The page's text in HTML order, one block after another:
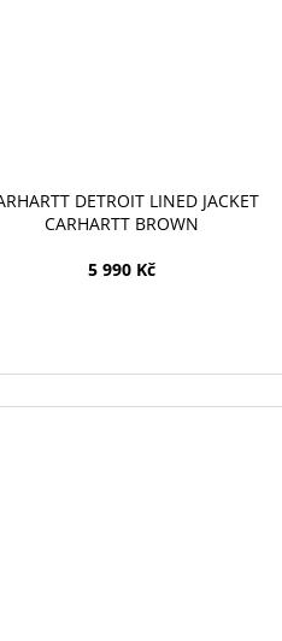
DETROIT LINED JACKET
CARHARTT BROWN
5 990 Kč